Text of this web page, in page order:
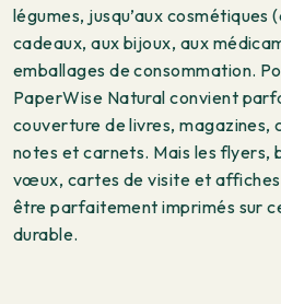
légumes, jusqu’aux cosmétiques
cadeaux, aux bijoux, aux
emballages de consommation.
PaperWise Natural convient
couverture de livres, magazines,
notes et carnets. Mais les flyers,
vœux, cartes de visite et
être parfaitement imprimés sur
durable.